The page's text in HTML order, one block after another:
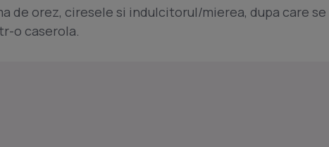
de orez, ciresele si indulcitorul/mierea, dupa care se
o caserola.